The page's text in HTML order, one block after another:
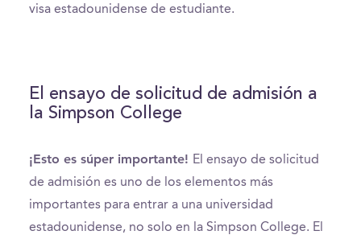
visa estadounidense de estudiante.
El ensayo de solicitud de admisión a
la Simpson College
¡Esto es súper importante! El ensayo de solicitud
de admisión es uno de los elementos más
importantes para entrar a una universidad
estadounidense, no solo en la Simpson College. El